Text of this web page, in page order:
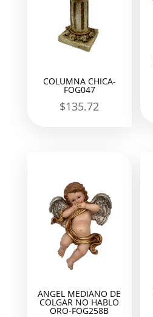
COLUMNA CHICA-
FOG047
$135.72
ANGEL MEDIANO DE
COLGAR NO HABLO
ORO-FOG258B